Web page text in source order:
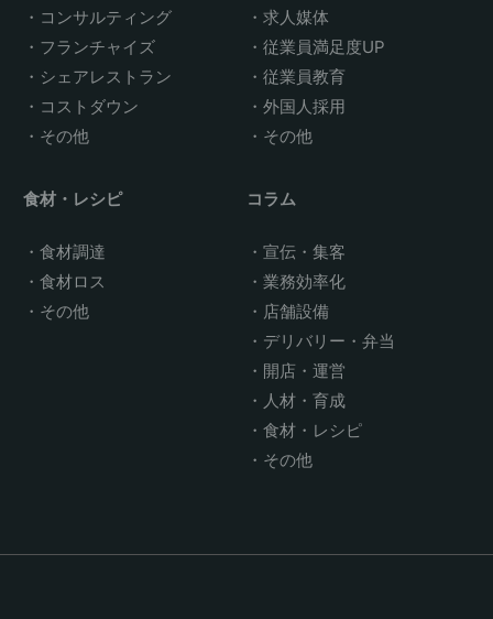
コンサルティング
フランチャイズ
シェアレストラン
コストダウン
その他
求人媒体
従業員満足度UP
従業員教育
外国人採用
その他
食材・レシピ
食材調達
食材ロス
その他
コラム
宣伝・集客
業務効率化
店舗設備
デリバリー・弁当
開店・運営
人材・育成
食材・レシピ
その他